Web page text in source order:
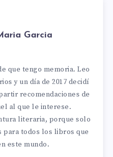
Garcia
que tengo memoria. Leo
y un día de 2017 decidí
recomendaciones de
al que le interese.
literaria, porque solo
para todos los libros que
este mundo.